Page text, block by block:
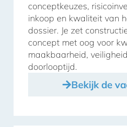
conceptkeuzes,
inkoop en kwaliteit van
dossier. Je zet
concept met oog voor
maakbaarheid,
doorlooptijd.
Bekijk de